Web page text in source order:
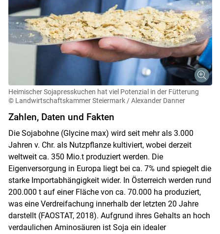
Heimischer Sojapresskuchen hat viel Potenzial in der Fütterung
© Landwirtschaftskammer Steiermark / Alexander Danner
Zahlen, Daten und Fakten
Die Sojabohne (Glycine max) wird seit mehr als 3.000
Jahren v. Chr. als Nutzpflanze kultiviert, wobei derzeit
weltweit ca. 350 Mio.t produziert werden. Die
Eigenversorgung in Europa liegt bei ca. 7% und spiegelt die
starke Importabhängigkeit wider. In Österreich werden rund
200.000 t auf einer Fläche von ca. 70.000 ha produziert,
was eine Verdreifachung innerhalb der letzten 20 Jahre
darstellt (FAOSTAT, 2018). Aufgrund ihres Gehalts an hoch
verdaulichen Aminosäuren ist Soja ein idealer